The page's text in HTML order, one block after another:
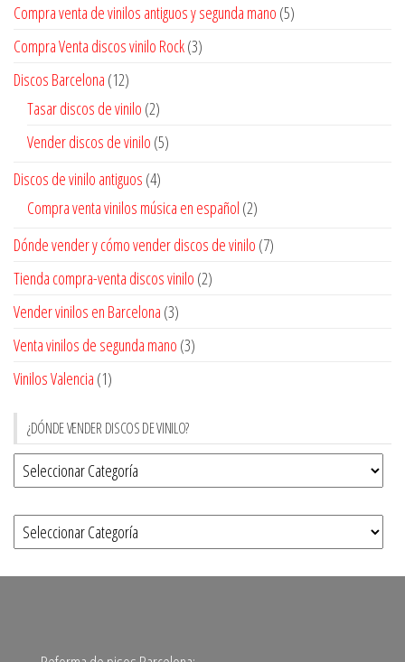
Compra venta de vinilos antiguos y segunda mano (5)
Compra Venta discos vinilo Rock(3)
Discos Barcelona (12)
Tasar discos de vinilo (2)
Vender discos de vinilo (5)
Discos de vinilo antiguos (4)
Compra venta vinilos música en español (2)
Dónde vender y cómo vender discos de vinilo (7)
Tienda compra-venta discos vinilo (2)
Vender vinilos en Barcelona (3)
Venta vinilos de segunda mano (3)
Vinilos Valencia (1)
¿DÓNDE VENDER DISCOS DE VINILO?